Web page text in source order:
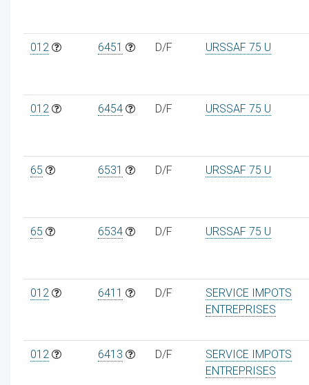
012 6451 D/F URSSAF 75 U
012 6454 D/F URSSAF 75 U
65 6531 D/F URSSAF 75 U
65 6534 D/F URSSAF 75 U
012 6411 D/F
SERVICE IMPOTS
ENTREPRISES
012 6413 D/F
SERVICE IMPOTS
ENTREPRISES